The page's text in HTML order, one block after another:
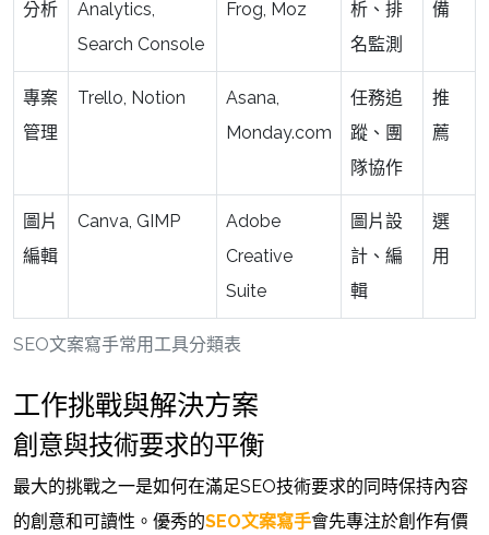
SEO文案寫手常用工具分類表
分析
Analytics,
Search Console
Frog, Moz
析、排
名監測
備
專案
管理
Trello, Notion
Asana,
Monday.com
任務追
蹤、團
隊協作
推
薦
圖片
編輯
Canva, GIMP
Adobe
Creative
Suite
圖片設
計、編
輯
選
用
工作挑戰與解決方案
創意與技術要求的平衡
最大的挑戰之一是如何在滿足SEO技術要求的同時保持內容
的創意和可讀性。優秀的SEO文案寫手會先專注於創作有價